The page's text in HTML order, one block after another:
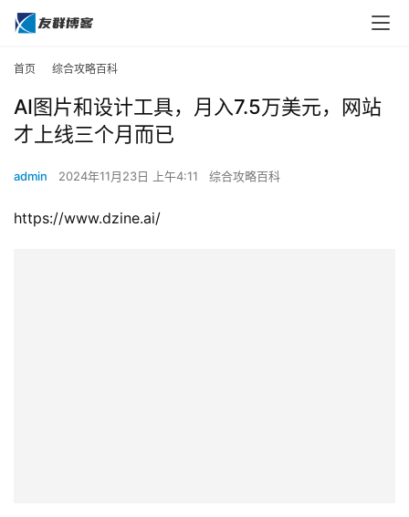
首页 综合攻略百科
AI图片和设计工具，月入7.5万美元，网站
才上线三个月而已
admin 2024年11月23日 上午4:11 综合攻略百科
https://www.dzine.ai/